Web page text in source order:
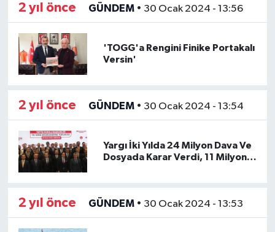
2 yıl önce GÜNDEM• 30 Ocak 2024 - 13:56
'TOGG'a Rengini Finike Portakalı
Versin'
2 yıl önce GÜNDEM• 30 Ocak 2024 - 13:54
Yargı İki Yılda 24 Milyon Dava Ve
Dosyada Karar Verdi, 11 Milyonu
2 yıl önce GÜNDEM• 30 Ocak 2024 - 13:53